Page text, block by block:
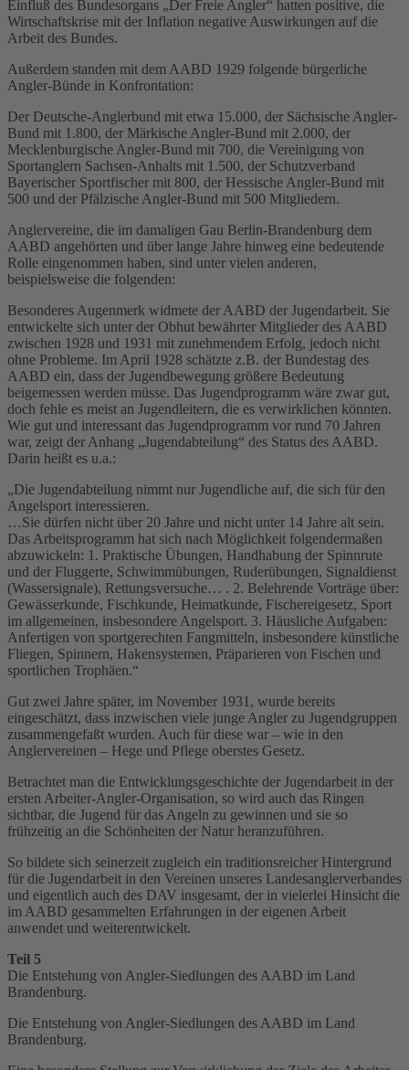
Einfluß des Bundesorgans „Der Freie Angler“ hatten positive, die
Wirtschaftskrise mit der Inflation negative Auswirkungen auf die
Arbeit des Bundes.
Außerdem standen mit dem AABD 1929 folgende bürgerliche
Angler-Bünde in Konfrontation:
Der Deutsche-Anglerbund mit etwa 15.000, der Sächsische Angler-
Bund mit 1.800, der Märkische Angler-Bund mit 2.000, der
Mecklenburgische Angler-Bund mit 700, die Vereinigung von
Sportanglern Sachsen-Anhalts mit 1.500, der Schutzverband
Bayerischer Sportfischer mit 800, der Hessische Angler-Bund mit
500 und der Pfälzische Angler-Bund mit 500 Mitgliedern.
Anglervereine, die im damaligen Gau Berlin-Brandenburg dem
AABD angehörten und über lange Jahre hinweg eine bedeutende
Rolle eingenommen haben, sind unter vielen anderen,
beispielsweise die folgenden:
Besonderes Augenmerk widmete der AABD der Jugendarbeit. Sie
entwickelte sich unter der Obhut bewährter Mitglieder des AABD
zwischen 1928 und 1931 mit zunehmendem Erfolg, jedoch nicht
ohne Probleme. Im April 1928 schätzte z.B. der Bundestag des
AABD ein, dass der Jugendbewegung größere Bedeutung
beigemessen werden müsse. Das Jugendprogramm wäre zwar gut,
doch fehle es meist an Jugendleitern, die es verwirklichen könnten.
Wie gut und interessant das Jugendprogramm vor rund 70 Jahren
war, zeigt der Anhang „Jugendabteilung“ des Status des AABD.
Darin heißt es u.a.:
„Die Jugendabteilung nimmt nur Jugendliche auf, die sich für den
Angelsport interessieren.
…Sie dürfen nicht über 20 Jahre und nicht unter 14 Jahre alt sein.
Das Arbeitsprogramm hat sich nach Möglichkeit folgendermaßen
abzuwickeln: 1. Praktische Übungen, Handhabung der Spinnrute
und der Fluggerte, Schwimmübungen, Ruderübungen, Signaldienst
(Wassersignale), Rettungsversuche… . 2. Belehrende Vorträge über:
Gewässerkunde, Fischkunde, Heimatkunde, Fischereigesetz, Sport
im allgemeinen, insbesondere Angelsport. 3. Häusliche Aufgaben:
Anfertigen von sportgerechten Fangmitteln, insbesondere künstliche
Fliegen, Spinnern, Hakensystemen, Präparieren von Fischen und
sportlichen Trophäen.“
Gut zwei Jahre später, im November 1931, wurde bereits
eingeschätzt, dass inzwischen viele junge Angler zu Jugendgruppen
zusammengefaßt wurden. Auch für diese war – wie in den
Anglervereinen – Hege und Pflege oberstes Gesetz.
Betrachtet man die Entwicklungsgeschichte der Jugendarbeit in der
ersten Arbeiter-Angler-Organisation, so wird auch das Ringen
sichtbar, die Jugend für das Angeln zu gewinnen und sie so
frühzeitig an die Schönheiten der Natur heranzuführen.
So bildete sich seinerzeit zugleich ein traditionsreicher Hintergrund
für die Jugendarbeit in den Vereinen unseres Landesanglerverbandes
und eigentlich auch des DAV insgesamt, der in vielerlei Hinsicht die
im AABD gesammelten Erfahrungen in der eigenen Arbeit
anwendet und weiterentwickelt.
Teil 5
Die Entstehung von Angler-Siedlungen des AABD im Land
Brandenburg.
Die Entstehung von Angler-Siedlungen des AABD im Land
Brandenburg.